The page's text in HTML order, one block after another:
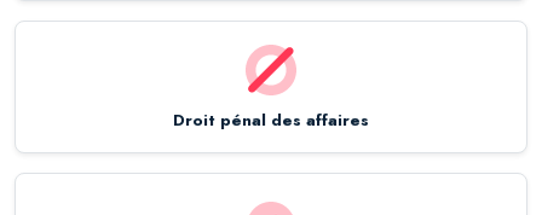
Droit pénal des affaires